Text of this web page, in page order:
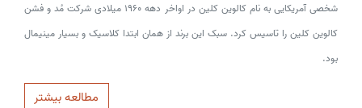
شخصی آمریکایی به نام کالوین کلین در اواخر دهه 1960 میلادی شرکت مُد و فشن
کالوین کلین را تاسیس کرد. سبک این برند از همان ابتدا کلاسیک و بسیار مینیمال
بود.
مطالعه بیشتر